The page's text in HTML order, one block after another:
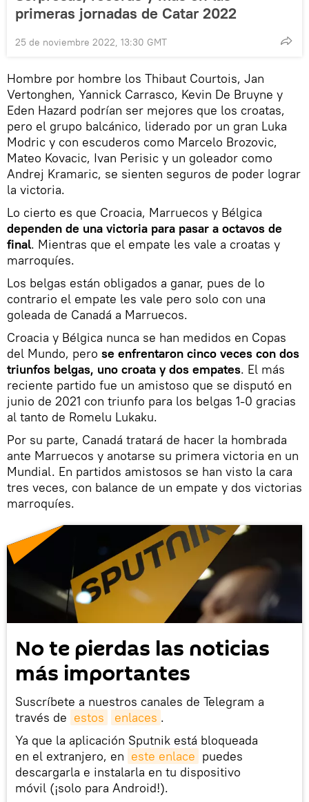
primeras jornadas de Catar 2022
25 de noviembre 2022, 13:30 GMT
Hombre por hombre los Thibaut Courtois, Jan
Vertonghen, Yannick Carrasco, Kevin De Bruyne y
Eden Hazard podrían ser mejores que los croatas,
pero el grupo balcánico, liderado por un gran Luka
Modric y con escuderos como Marcelo Brozovic,
Mateo Kovacic, Ivan Perisic y un goleador como
Andrej Kramaric, se sienten seguros de poder lograr
la victoria.
Lo cierto es que Croacia, Marruecos y Bélgica
dependen de una victoria para pasar a octavos de
final. Mientras que el empate les vale a croatas y
marroquíes.
Los belgas están obligados a ganar, pues de lo
contrario el empate les vale pero solo con una
goleada de Canadá a Marruecos.
Croacia y Bélgica nunca se han medidos en Copas
del Mundo, pero se enfrentaron cinco veces con dos
triunfos belgas, uno croata y dos empates. El más
reciente partido fue un amistoso que se disputó en
junio de 2021 con triunfo para los belgas 1-0 gracias
al tanto de Romelu Lukaku.
Por su parte, Canadá tratará de hacer la hombrada
ante Marruecos y anotarse su primera victoria en un
Mundial. En partidos amistosos se han visto la cara
tres veces, con balance de un empate y dos victorias
marroquíes.
No te pierdas las noticias
más importantes
Suscríbete a nuestros canales de Telegram a
través de estos enlaces .
Ya que la aplicación Sputnik está bloqueada
en el extranjero, en este enlace puedes
descargarla e instalarla en tu dispositivo
móvil (¡solo para Android!).